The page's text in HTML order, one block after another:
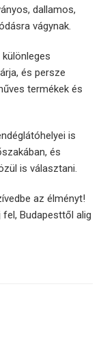
dallamos,
vágynak.
és persze
termékek és
is
és
is választani.
az élményt!
Budapesttől alig